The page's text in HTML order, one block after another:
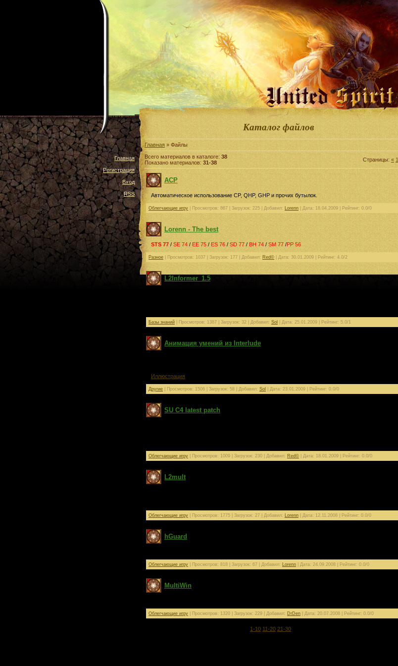
Главная
Регистрация
Вход
RSS
Каталог файлов
Главная » Файлы
Всего материалов в каталоге: 38
Показано материалов: 31-38 Страницы: « 1
ACP
Автоматическое использование CP, QHP, GHP и прочих бутылок.
Облегчающие игру | Просмотров: 867 | Загрузок: 225 | Добавил: Lorenn | Дата: 18.04.2009 | Рейтинг: 0.0/0
Lorenn - The best
STS 77 / SE 74 / EE 75 / ES 76 / SD 77 / BH 74 / SM 77 /PP 56
Разное | Просмотров: 1037 | Загрузок: 177 | Добавил: Red© | Дата: 30.01.2009 | Рейтинг: 4.0/2
L2Informer_1.5
Базы знаний | Просмотров: 1387 | Загрузок: 32 | Добавил: Sol | Дата: 25.01.2009 | Рейтинг: 5.0/1
Анимация умений из Interlude
Иллюстрация
Другие | Просмотров: 1506 | Загрузок: 58 | Добавил: Sol | Дата: 23.01.2009 | Рейтинг: 0.0/0
SU C4 latest patch
Облегчающие игру | Просмотров: 1009 | Загрузок: 230 | Добавил: Red© | Дата: 18.01.2009 | Рейтинг: 0.0/0
L2mult
Облегчающие игру | Просмотров: 1775 | Загрузок: 27 | Добавил: Lorenn | Дата: 12.11.2008 | Рейтинг: 0.0/0
hGuard
Облегчающие игру | Просмотров: 818 | Загрузок: 67 | Добавил: Lorenn | Дата: 24.09.2008 | Рейтинг: 0.0/0
MultiWin
Облегчающие игру | Просмотров: 1320 | Загрузок: 229 | Добавил: DrDen | Дата: 20.07.2008 | Рейтинг: 0.0/0
1-10 11-20 21-30